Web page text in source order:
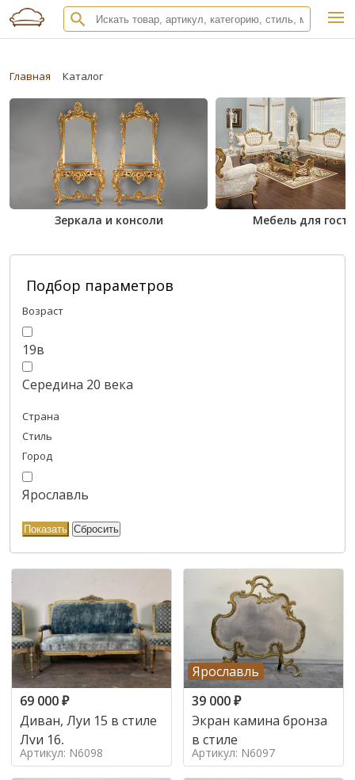
Главная Каталог
Зеркала и консоли Мебель для
Подбор параметров
Возраст
19в
Середина 20 века
Страна
Стиль
Город
Ярославль
69 000₽
Диван, Луи 15 в стиле
Луи 16,
Артикул: N6098
Ярославль
39 000₽
Экран камина бронза
в стиле
Артикул: N6097